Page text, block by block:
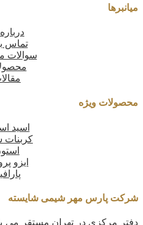
میانبرها
تماس
سوالات
محصولات ویژه
اسید
کربنات
ایزو
شرکت پارس مهر شیمی شایسته
دفتر مرکزی در تهران مستقر می